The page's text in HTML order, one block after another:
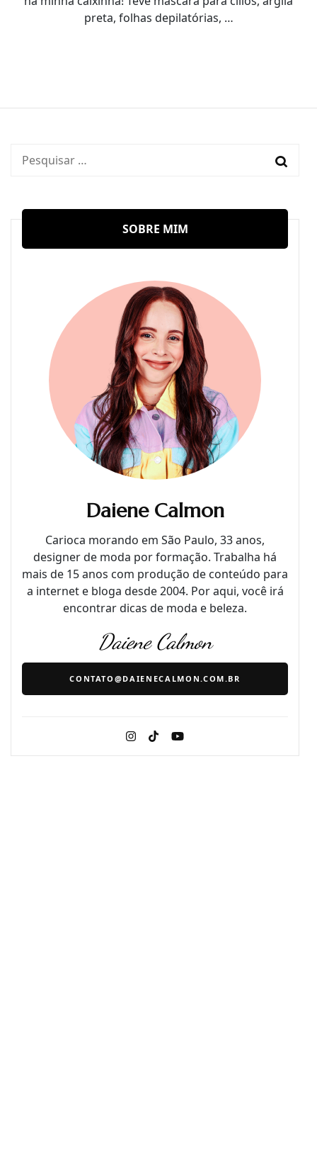
preta, folhas depilatórias, …
Pesquisar
SOBRE MIM
Daiene Calmon
Carioca morando em São Paulo, 33 anos,
designer de moda por formação. Trabalha há
mais de 15 anos com produção de conteúdo para
a internet e bloga desde 2004. Por aqui, você irá
encontrar dicas de moda e beleza.
Daiene Calmon
CONTATO@DAIENECALMON.COM.BR